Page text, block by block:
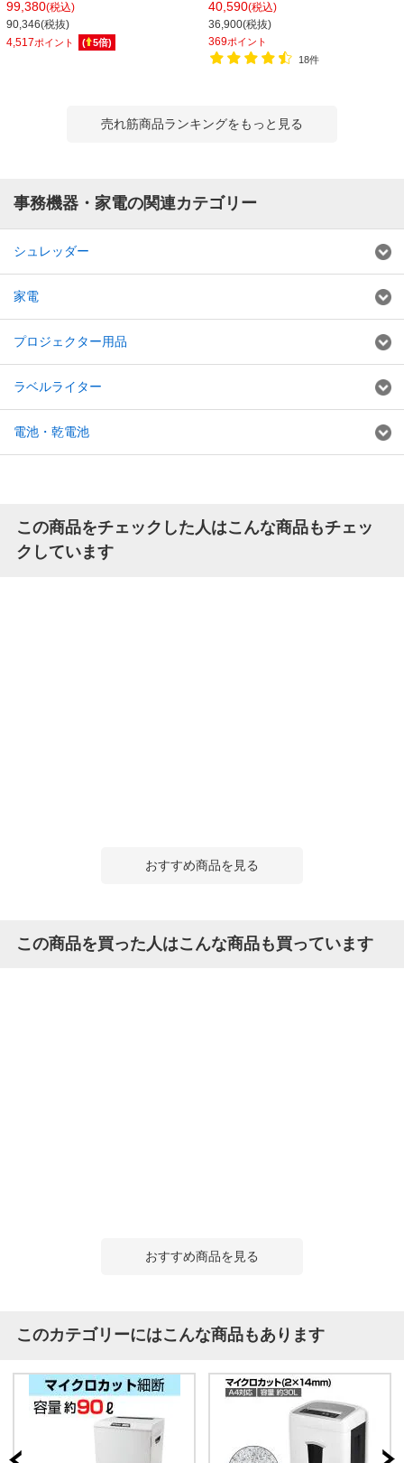
ーニング機能 ダストボックス容量
34L GSHM3434M
99,380(税込)
90,346(税抜)
4,517ポイント ( 5倍)
フリー ダストボックス23L 100M
40,590(税込)
36,900(税抜)
369ポイント
18件
売れ筋商品ランキングをもっと見る
事務機器・家電の関連カテゴリー
シュレッダー
家電
プロジェクター用品
ラベルライター
電池・乾電池
この商品をチェックした人はこんな商品もチェッ
クしています
おすすめ商品を見る
この商品を買った人はこんな商品も買っています
おすすめ商品を見る
このカテゴリーにはこんな商品もあります